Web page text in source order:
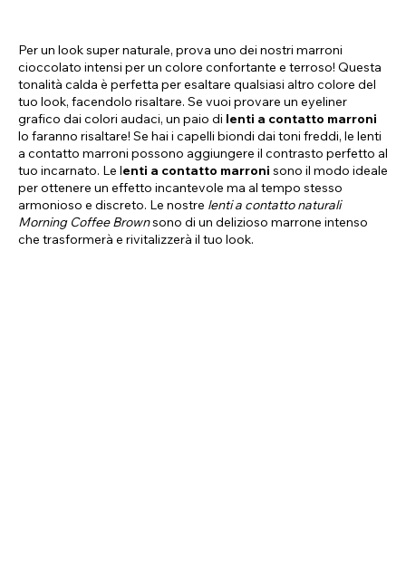
Per un look super naturale, prova uno dei nostri marroni
cioccolato intensi per un colore confortante e terroso! Questa
tonalità calda è perfetta per esaltare qualsiasi altro colore del
tuo look, facendolo risaltare. Se vuoi provare un eyeliner
grafico dai colori audaci, un paio di lenti a contatto marroni
lo faranno risaltare! Se hai i capelli biondi dai toni freddi, le lenti
a contatto marroni possono aggiungere il contrasto perfetto al
tuo incarnato. Le lenti a contatto marroni sono il modo ideale
per ottenere un effetto incantevole ma al tempo stesso
armonioso e discreto. Le nostre lenti a contatto naturali
Morning Coffee Brownsono di un delizioso marrone intenso
che trasformerà e rivitalizzerà il tuo look.